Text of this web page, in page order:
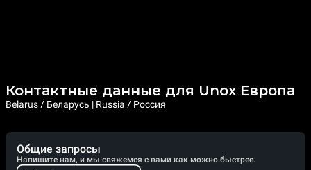
Контактные данные для Unox Европа
Belarus / Беларусь | Russia / Россия
Общие запросы
Напишите нам, и мы свяжемся с вами как можно быстрее.